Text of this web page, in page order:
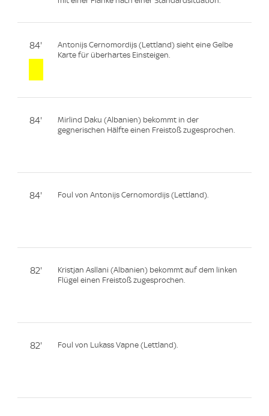
84'
Antonijs Cernomordijs (Lettland) sieht eine Gelbe
Karte für überhartes Einsteigen.
84'
Mirlind Daku (Albanien) bekommt in der
gegnerischen Hälfte einen Freistoß zugesprochen.
84' Foul von Antonijs Cernomordijs (Lettland).
82'
Kristjan Asllani (Albanien) bekommt auf dem linken
Flügel einen Freistoß zugesprochen.
82' Foul von Lukass Vapne (Lettland).